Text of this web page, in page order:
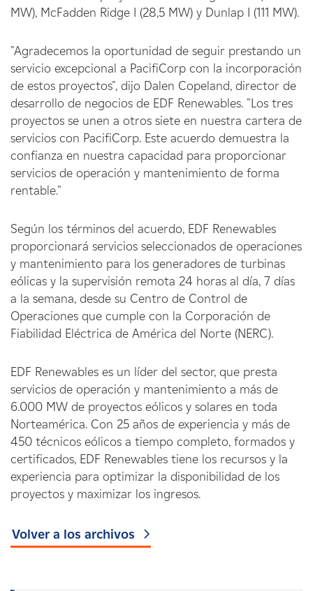
MW), McFadden Ridge I (28,5 MW) y Dunlap I (111 MW).
"Agradecemos la oportunidad de seguir prestando un
servicio excepcional a PacifiCorp con la incorporación
de estos proyectos", dijo Dalen Copeland, director de
desarrollo de negocios de EDF Renewables. "Los tres
proyectos se unen a otros siete en nuestra cartera de
servicios con PacifiCorp. Este acuerdo demuestra la
confianza en nuestra capacidad para proporcionar
servicios de operación y mantenimiento de forma
rentable."
Según los términos del acuerdo, EDF Renewables
proporcionará servicios seleccionados de operaciones
y mantenimiento para los generadores de turbinas
eólicas y la supervisión remota 24 horas al día, 7 días
a la semana, desde su Centro de Control de
Operaciones que cumple con la Corporación de
Fiabilidad Eléctrica de América del Norte (NERC).
EDF Renewables es un líder del sector, que presta
servicios de operación y mantenimiento a más de
6.000 MW de proyectos eólicos y solares en toda
Norteamérica. Con 25 años de experiencia y más de
450 técnicos eólicos a tiempo completo, formados y
certificados, EDF Renewables tiene los recursos y la
experiencia para optimizar la disponibilidad de los
proyectos y maximizar los ingresos.
Volver a los archivos